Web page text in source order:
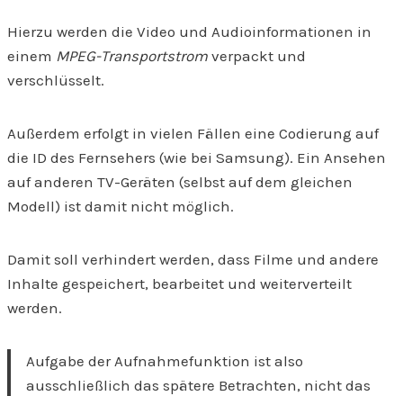
Hierzu werden die Video und Audioinformationen in
einem MPEG-Transportstrom verpackt und
verschlüsselt.
Außerdem erfolgt in vielen Fällen eine Codierung auf
die ID des Fernsehers (wie bei Samsung). Ein Ansehen
auf anderen TV-Geräten (selbst auf dem gleichen
Modell) ist damit nicht möglich.
Damit soll verhindert werden, dass Filme und andere
Inhalte gespeichert, bearbeitet und weiterverteilt
werden.
Aufgabe der Aufnahmefunktion ist also
ausschließlich das spätere Betrachten, nicht das